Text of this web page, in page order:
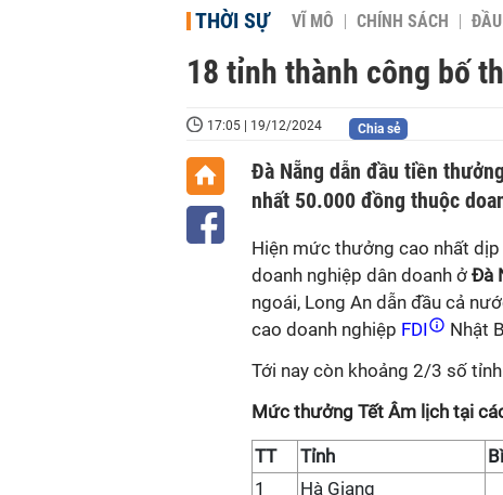
THỜI SỰ VĨ MÔ CHÍNH SÁCH
18 tỉnh thành công bố
17:05 | 19/12/2024 Chia sẻ
Đà Nẵng dẫn đầu tiền
nhất 50.000 đồng thuộc
Hiện mức thưởng cao nhất
doanh nghiệp dân doanh ở Đà
ngoái, Long An dẫn đầu cả
cao doanh nghiệp FDI
Nhật
Tới nay còn khoảng 2/3 số
Mức thưởng Tết Âm lịch tại
TT Tỉnh
1
Hà Giang